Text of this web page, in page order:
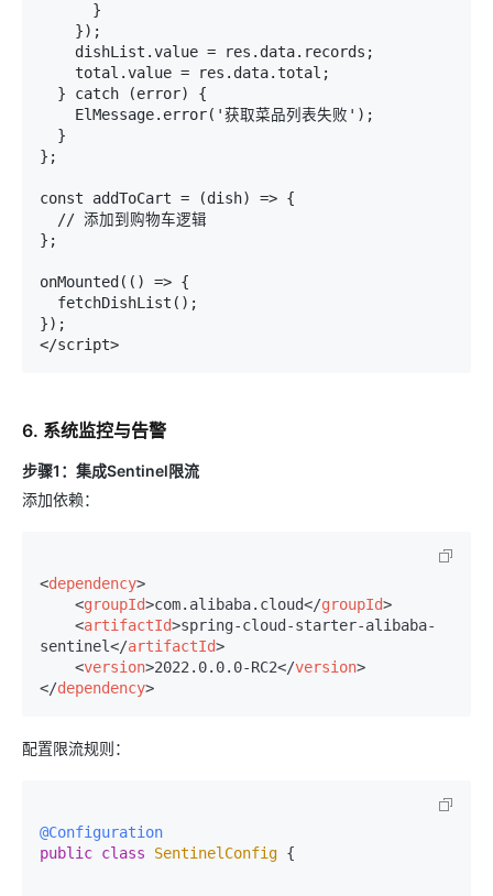
};
const addToCart = (dish) => {
};
onMounted(() => {
});
6. 系统监控与告警
步骤1：集成Sentinel限流
添加依赖：
<dependency>
<groupId>com.alibaba.cloud</groupId>
<artifactId>spring-cloud-starter-alibaba-
sentinel</artifactId>
<version>2022.0.0.0-RC2</version>
</dependency>
配置限流规则：
@Configuration
public class SentinelConfig {